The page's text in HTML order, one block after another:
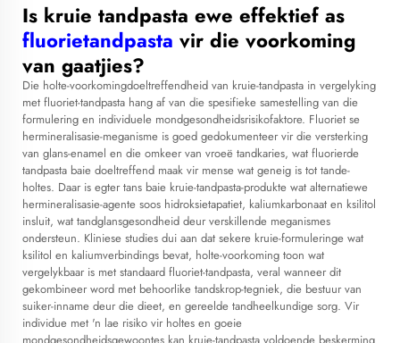
Is kruie tandpasta ewe effektief as
fluorietandpasta vir die voorkoming
van gaatjies?
Die holte-voorkomingdoeltreffendheid van kruie-tandpasta in vergelyking
met fluoriet-tandpasta hang af van die spesifieke samestelling van die
formulering en individuele mondgesondheidsrisikofaktore. Fluoriet se
hermineralisasie-meganisme is goed gedokumenteer vir die versterking
van glans-enamel en die omkeer van vroeë tandkaries, wat fluorierde
tandpasta baie doeltreffend maak vir mense wat geneig is tot tande-
holtes. Daar is egter tans baie kruie-tandpasta-produkte wat alternatiewe
hermineralisasie-agente soos hidroksietapatiet, kaliumkarbonaat en ksilitol
insluit, wat tandglansgesondheid deur verskillende meganismes
ondersteun. Kliniese studies dui aan dat sekere kruie-formuleringe wat
ksilitol en kaliumverbindings bevat, holte-voorkoming toon wat
vergelykbaar is met standaard fluoriet-tandpasta, veral wanneer dit
gekombineer word met behoorlike tandskrop-tegniek, die bestuur van
suiker-inname deur die dieet, en gereelde tandheelkundige sorg. Vir
individue met 'n lae risiko vir holtes en goeie